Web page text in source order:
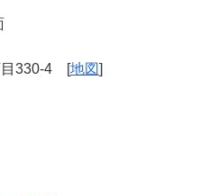
目330-4 [地図]